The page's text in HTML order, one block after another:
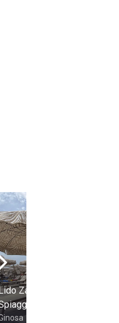
Zanzibar
Attrezzata